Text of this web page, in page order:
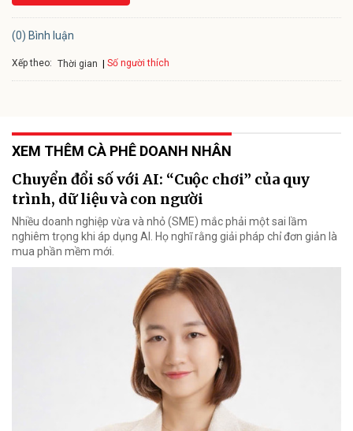
(0) Bình luận
Xếp theo: Thời gian Số người thích
XEM THÊM CÀ PHÊ DOANH NHÂN
Chuyển đổi số với AI: “Cuộc chơi” của quy
trình, dữ liệu và con người
Nhiều doanh nghiệp vừa và nhỏ (SME) mắc phải một sai lầm
nghiêm trọng khi áp dụng AI. Họ nghĩ rằng giải pháp chỉ đơn giản là
mua phần mềm mới.